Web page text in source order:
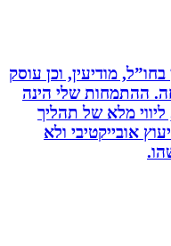
מודיעין, וכן עוסק
שלי הינה
מלא של תהליך
ולא